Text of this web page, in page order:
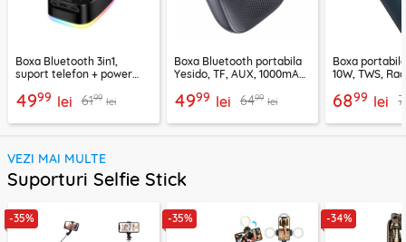
Boxa Bluetooth 3in1,
suport telefon + power
BR200
4999 lei 6199 lei
Boxa Bluetooth portabila
Yesido, TF, AUX, 1000mAh,
4999 lei 6499 lei
Boxa
10W, TWS,
6899 lei
VEZI MAI MULTE
Suporturi Selfie Stick
-35% -35% -34%